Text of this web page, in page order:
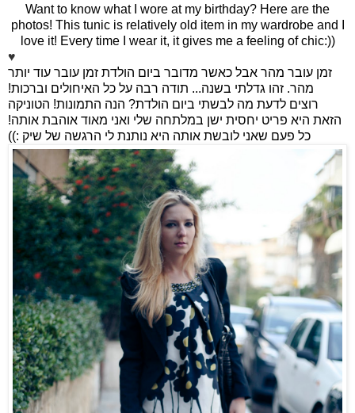
Want to know what I wore at my birthday? Here are the
photos! This tunic is relatively old item in my wardrobe and I
love it! Every time I wear it, it gives me a feeling of chic:))
♥
זמן עובר מהר אבל כאשר מדובר ביום הולדת זמן עובר עוד יותר
מהר. זהו גדלתי בשנה... תודה רבה על כל האיחולים וברכות!
רוצים לדעת מה לבשתי ביום הולדת? הנה התמונות! הטוניקה
הזאת היא פריט יחסית ישן במלתחה שלי ואני מאוד אוהבת אותה!
כל פעם שאני לובשת אותה היא נותנת לי הרגשה של שיק :))